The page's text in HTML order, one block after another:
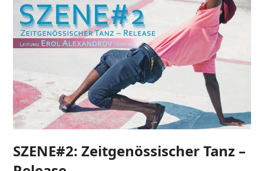
SZENE#2: Zeitgenössischer Tanz –